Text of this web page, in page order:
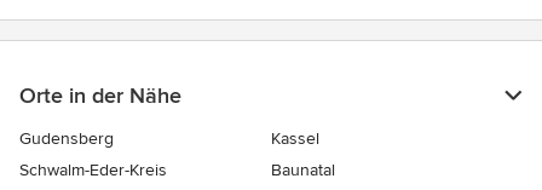
Orte in der Nähe
Gudensberg
Kassel
Schwalm-Eder-Kreis
Baunatal